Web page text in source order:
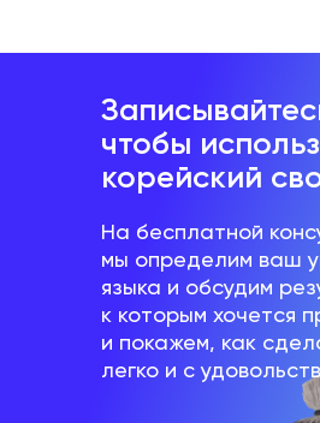
чтобы
корейский
На бесплатной
мы определим ваш
языка и обсудим
к которым хочется
и покажем, как
легко и с